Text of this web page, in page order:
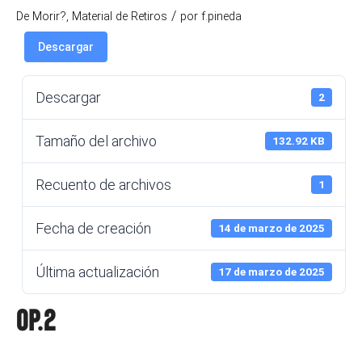
De Morir?, Material de Retiros / por f.pineda
Descargar
Descargar 2
Tamaño del archivo 132.92 KB
Recuento de archivos 1
Fecha de creación 14 de marzo de 2025
Última actualización 17 de marzo de 2025
Op.2